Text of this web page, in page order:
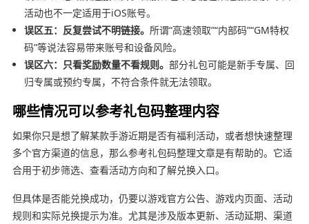
活动也不一定适用于iOS账号。
误区五：反复尝试不明链接。 所谓“高速领取”“内部码”“GM特权
码”等说法容易带来账号和设备风险。
误区六：只看奖励数量不看规则。 部分礼包可能是新手专属、回
归专属或预约专属，不符合条件就无法领取。
哪些情况可以参考礼包码整理内容
如果你只是想了解某款手游近期是否有福利活动，或者想快速整理
多个官方渠道的信息，那么参考礼包码整理文章是有帮助的。它适
合用于初步筛选、查看活动方向和了解兑换入口。
但具体是否能兑换成功，仍要以游戏官方公告、游戏内页面、活动
规则和实际兑换提示为准。尤其是涉及版本更新、活动延期、渠道